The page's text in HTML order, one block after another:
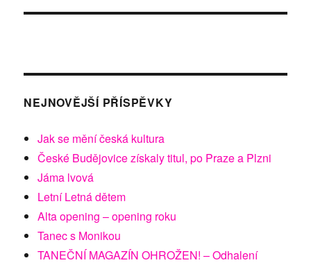
NEJNOVĚJŠÍ PŘÍSPĚVKY
Jak se mění česká kultura
České Budějovice získaly titul, po Praze a Plzni
Jáma lvová
Letní Letná dětem
Alta opening – opening roku
Tanec s Monikou
TANEČNÍ MAGAZÍN OHROŽEN! – Odhalení